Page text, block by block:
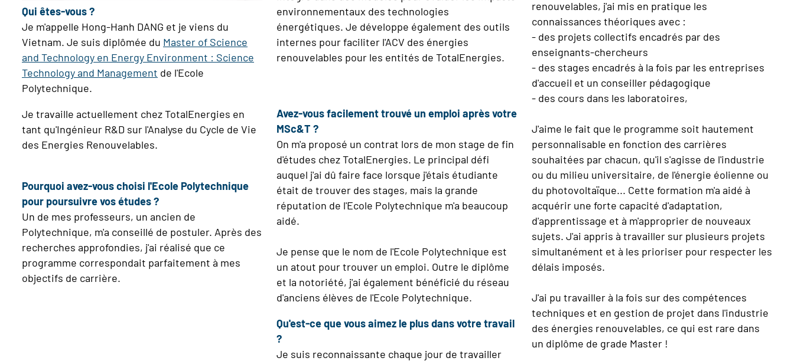
Qui êtes-vous ?
Je m'appelle Hong-Hanh DANG et je viens du
Vietnam. Je suis diplômée du Master of Science
and Technology en Energy Environment : Science
Technology and Management de l'Ecole
Polytechnique.
Je travaille actuellement chez TotalEnergies en
tant qu'Ingénieur R&D sur l'Analyse du Cycle de Vie
des Energies Renouvelables.
Pourquoi avez-vous choisi l'Ecole Polytechnique
pour poursuivre vos études ?
Un de mes professeurs, un ancien de
Polytechnique, m'a conseillé de postuler. Après des
recherches approfondies, j'ai réalisé que ce
programme correspondait parfaitement à mes
objectifs de carrière.
environnementaux des technologies
énergétiques. Je développe également des outils
internes pour faciliter l'ACV des énergies
renouvelables pour les entités de TotalEnergies.
Avez-vous facilement trouvé un emploi après votre
MSc&T ?
On m'a proposé un contrat lors de mon stage de fin
d'études chez TotalEnergies. Le principal défi
auquel j'ai dû faire face lorsque j'étais étudiante
était de trouver des stages, mais la grande
réputation de l'Ecole Polytechnique m'a beaucoup
aidé.
Je pense que le nom de l'Ecole Polytechnique est
un atout pour trouver un emploi. Outre le diplôme
et la notoriété, j'ai également bénéficié du réseau
d'anciens élèves de l'Ecole Polytechnique.
Qu'est-ce que vous aimez le plus dans votre travail
?
Je suis reconnaissante chaque jour de travailler
renouvelables, j'ai mis en pratique les
connaissances théoriques avec :
- des projets collectifs encadrés par des
enseignants-chercheurs
- des stages encadrés à la fois par les entreprises
d'accueil et un conseiller pédagogique
- des cours dans les laboratoires,
J'aime le fait que le programme soit hautement
personnalisable en fonction des carrières
souhaitées par chacun, qu'il s'agisse de l'industrie
ou du milieu universitaire, de l'énergie éolienne ou
du photovoltaïque... Cette formation m'a aidé à
acquérir une forte capacité d'adaptation,
d'apprentissage et à m'approprier de nouveaux
sujets. J'ai appris à travailler sur plusieurs projets
simultanément et à les prioriser pour respecter les
délais imposés.
J'ai pu travailler à la fois sur des compétences
techniques et en gestion de projet dans l'industrie
des énergies renouvelables, ce qui est rare dans
un diplôme de grade Master !